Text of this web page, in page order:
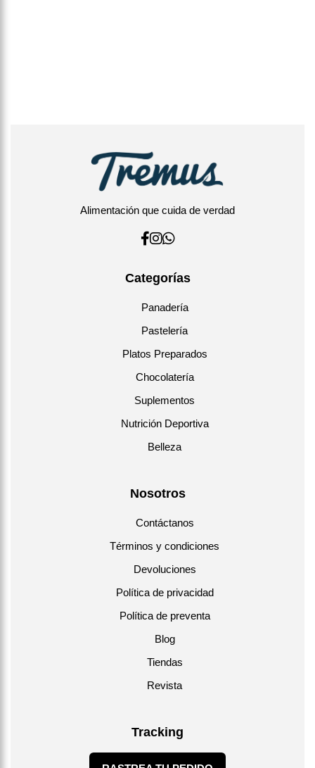
Alimentación que cuida de verdad
Categorías
Panadería
Pastelería
Platos Preparados
Chocolatería
Suplementos
Nutrición Deportiva
Belleza
Nosotros
Contáctanos
Términos y condiciones
Devoluciones
Política de privacidad
Política de preventa
Blog
Tiendas
Revista
Tracking